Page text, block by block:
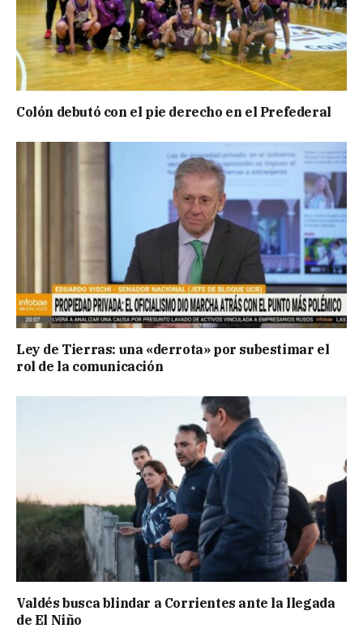
Colón debutó con el pie derecho en el Prefederal
Ley de Tierras: una «derrota» por subestimar el
rol de la comunicación
Valdés busca blindar a Corrientes ante la llegada
de El Niño